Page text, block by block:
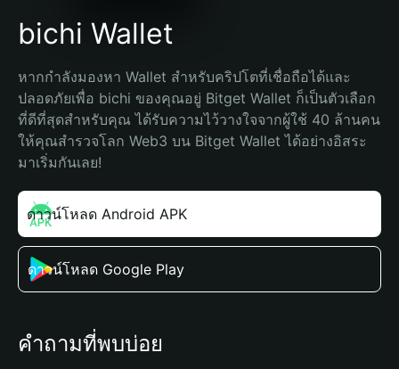
bichi Wallet
หากกำลังมองหา Wallet สำหรับคริปโตที่เชื่อถือได้และ
ปลอดภัยเพื่อ bichi ของคุณอยู่ Bitget Wallet ก็เป็นตัวเลือก
ที่ดีที่สุดสำหรับคุณ ได้รับความไว้วางใจจากผู้ใช้ 40 ล้านคน
ให้คุณสำรวจโลก Web3 บน Bitget Wallet ได้อย่างอิสระ
มาเริ่มกันเลย!
ดาวน์โหลด Android APK
ดาวน์โหลด Google Play
คำถามที่พบบ่อย